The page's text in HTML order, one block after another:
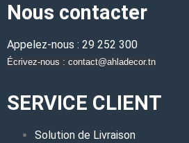
Nous contacter
Appelez-nous : 29 252 300
Écrivez-nous : contact@ahladecor.tn
SERVICE CLIENT
Solution de Livraison